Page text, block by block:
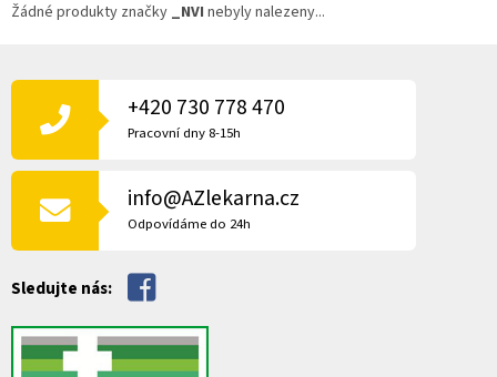
Žádné produkty značky _NVI nebyly nalezeny...
Á
T
+420 730 778 470
Pracovní dny 8-15h
info@AZlekarna.cz
Odpovídáme do 24h
Sledujte nás: